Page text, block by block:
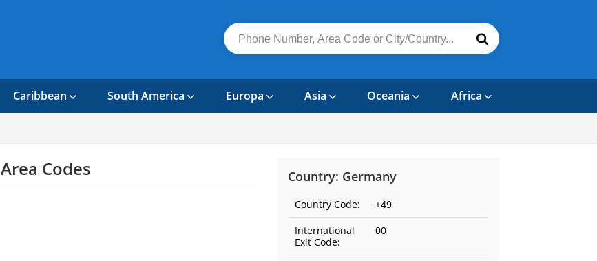
Caribbean South America Europa Asia Oceania Africa
Area Codes Country: Germany
Country Code:
+49
International
Exit Code:
00